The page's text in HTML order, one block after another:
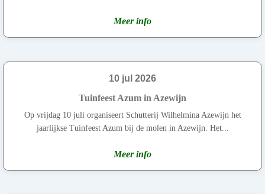
Meer info
10 jul 2026
Tuinfeest Azum in Azewijn
Op vrijdag 10 juli organiseert Schutterij Wilhelmina Azewijn het
jaarlijkse Tuinfeest Azum bij de molen in Azewijn. Het...
Meer info